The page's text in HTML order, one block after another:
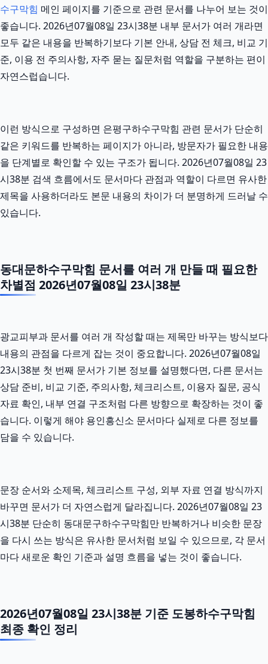
수구막힘 메인 페이지를 기준으로 관련 문서를 나누어 보는 것이
좋습니다. 2026년07월08일 23시38분 내부 문서가 여러 개라면
모두 같은 내용을 반복하기보다 기본 안내, 상담 전 체크, 비교 기
준, 이용 전 주의사항, 자주 묻는 질문처럼 역할을 구분하는 편이
자연스럽습니다.
이런 방식으로 구성하면 은평구하수구막힘 관련 문서가 단순히
같은 키워드를 반복하는 페이지가 아니라, 방문자가 필요한 내용
을 단계별로 확인할 수 있는 구조가 됩니다. 2026년07월08일 23
시38분 검색 흐름에서도 문서마다 관점과 역할이 다르면 유사한
제목을 사용하더라도 본문 내용의 차이가 더 분명하게 드러날 수
있습니다.
동대문하수구막힘 문서를 여러 개 만들 때 필요한
차별점 2026년07월08일 23시38분
광교피부과 문서를 여러 개 작성할 때는 제목만 바꾸는 방식보다
내용의 관점을 다르게 잡는 것이 중요합니다. 2026년07월08일
23시38분 첫 번째 문서가 기본 정보를 설명했다면, 다른 문서는
상담 준비, 비교 기준, 주의사항, 체크리스트, 이용자 질문, 공식
자료 확인, 내부 연결 구조처럼 다른 방향으로 확장하는 것이 좋
습니다. 이렇게 해야 용인흥신소 문서마다 실제로 다른 정보를
담을 수 있습니다.
문장 순서와 소제목, 체크리스트 구성, 외부 자료 연결 방식까지
바꾸면 문서가 더 자연스럽게 달라집니다. 2026년07월08일 23
시38분 단순히 동대문구하수구막힘만 반복하거나 비슷한 문장
을 다시 쓰는 방식은 유사한 문서처럼 보일 수 있으므로, 각 문서
마다 새로운 확인 기준과 설명 흐름을 넣는 것이 좋습니다.
2026년07월08일 23시38분 기준 도봉하수구막힘
최종 확인 정리